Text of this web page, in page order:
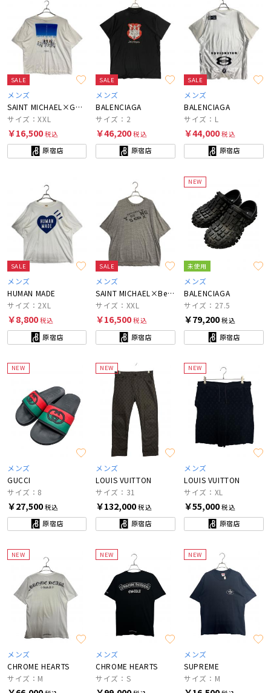
SALE
メンズ
SAINT MICHAEL×GEEKSRULE
サイズ：XXL
￥16,500税込
原宿店
SALE
メンズ
BALENCIAGA
サイズ：2
￥46,200税込
原宿店
SALE
メンズ
BALENCIAGA
サイズ：L
￥44,000税込
原宿店
SALE
メンズ
HUMAN MADE
サイズ：2XL
￥8,800税込
原宿店
SALE
メンズ
SAINT MICHAEL×BerBerJin
サイズ：XXL
￥16,500税込
原宿店
NEW
未使用
メンズ
BALENCIAGA
サイズ：27.5
￥79,200税込
原宿店
NEW
メンズ
GUCCI
サイズ：8
￥27,500税込
原宿店
NEW
メンズ
LOUIS VUITTON
サイズ：31
￥132,000税込
原宿店
NEW
メンズ
LOUIS VUITTON
サイズ：XL
￥55,000税込
原宿店
NEW
メンズ
CHROME HEARTS
サイズ：M
NEW
メンズ
CHROME HEARTS
サイズ：S
NEW
メンズ
SUPREME
サイズ：M